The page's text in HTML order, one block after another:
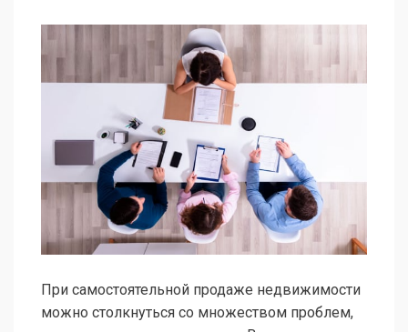
При самостоятельной продаже недвижимости
можно столкнуться со множеством проблем,